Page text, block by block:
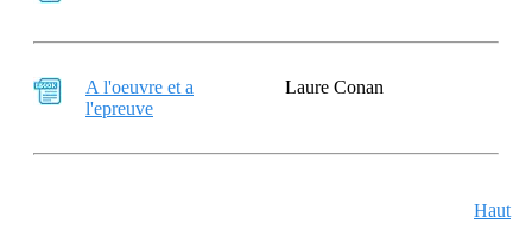
A l'oeuvre et a
l'epreuve
Laure Conan
Haut